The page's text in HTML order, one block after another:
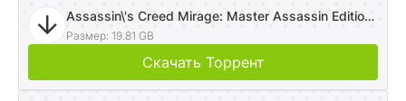
Assassin\'s Creed Mirage: Master Assassin Edition [v 1.0.6 Debug + DLCs] (2023) PC | RePack от dixen18
Размер: 19.81 GB
Скачать Торрент